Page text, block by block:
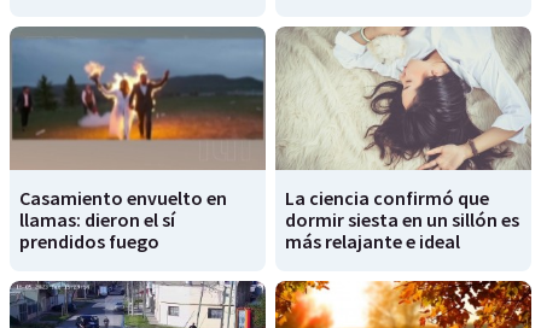
Casamiento envuelto en
llamas: dieron el sí
prendidos fuego
La ciencia confirmó que
dormir siesta en un sillón es
más relajante e ideal